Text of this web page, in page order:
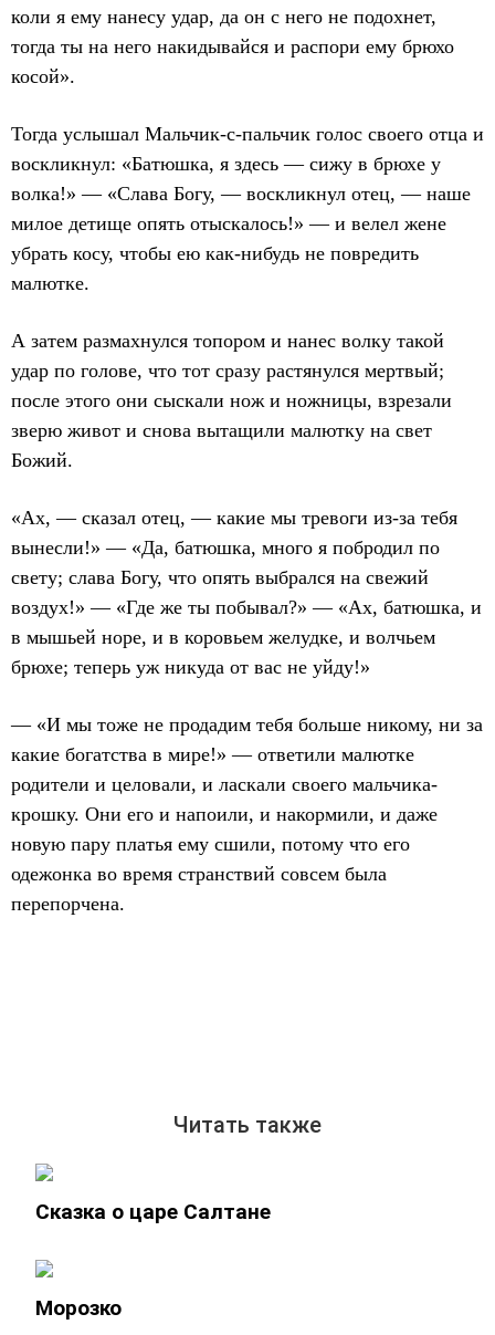
коли я ему нанесу удар, да он с него не подохнет,
тогда ты на него накидывайся и распори ему брюхо
косой».
Тогда услышал Мальчик-с-пальчик голос своего отца и
воскликнул: «Батюшка, я здесь — сижу в брюхе у
волка!» — «Слава Богу, — воскликнул отец, — наше
милое детище опять отыскалось!» — и велел жене
убрать косу, чтобы ею как-нибудь не повредить
малютке.
А затем размахнулся топором и нанес волку такой
удар по голове, что тот сразу растянулся мертвый;
после этого они сыскали нож и ножницы, взрезали
зверю живот и снова вытащили малютку на свет
Божий.
«Ах, — сказал отец, — какие мы тревоги из-за тебя
вынесли!» — «Да, батюшка, много я побродил по
свету; слава Богу, что опять выбрался на свежий
воздух!» — «Где же ты побывал?» — «Ах, батюшка, и
в мышьей норе, и в коровьем желудке, и волчьем
брюхе; теперь уж никуда от вас не уйду!»
— «И мы тоже не продадим тебя больше никому, ни за
какие богатства в мире!» — ответили малютке
родители и целовали, и ласкали своего мальчика-
крошку. Они его и напоили, и накормили, и даже
новую пару платья ему сшили, потому что его
одежонка во время странствий совсем была
перепорчена.
Читать также
Сказка о царе Салтане
Морозко